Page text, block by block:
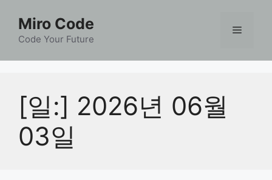
Miro Code
Code Your Future
메
[일:] 2026년 06월
03일